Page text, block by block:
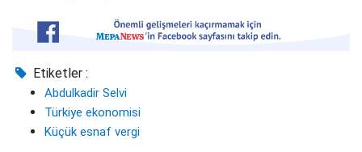
Etiketler :
Abdulkadir Selvi
Türkiye ekonomisi
Küçük esnaf vergi